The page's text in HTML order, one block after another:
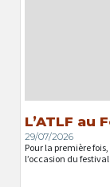
L’ATLF au
29/07/2026
Pour la première fois,
l’occasion du